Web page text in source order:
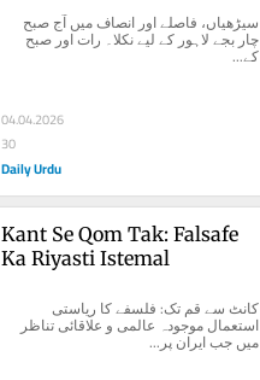
چار بجے لاہور کے لیے نکلا۔ رات اور صبح
کے...
04.04.2026
30
Daily Urdu
Kant Se Qom Tak: Falsafe
Ka Riyasti Istemal
کانٹ سے قم تک: فلسفے کا ریاستی
استعمال موجودہ عالمی و علاقائی تناظر
میں جب ایران پر...